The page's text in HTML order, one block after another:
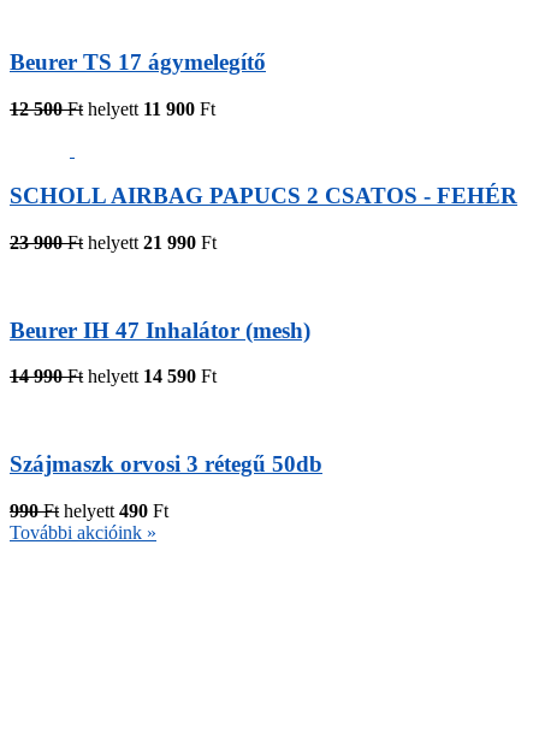
Beurer TS 17 ágymelegítő
12 500 Ft helyett 11 900 Ft
SCHOLL AIRBAG PAPUCS 2 CSATOS - FEHÉR
23 900 Ft helyett 21 990 Ft
Beurer IH 47 Inhalátor (mesh)
14 990 Fthelyett 14 590 Ft
Szájmaszk orvosi 3 rétegű 50db
990 Ft helyett 490 Ft
További akcióink »